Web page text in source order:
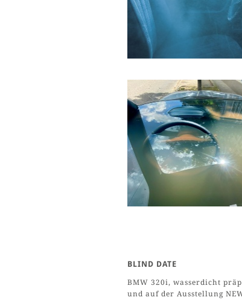
BLIND DATE
BMW 320i, wasserdicht
und auf der Ausstellung